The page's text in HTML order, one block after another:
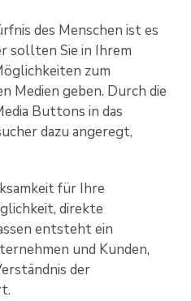
des Menschen ist es
sollten Sie in Ihrem
zum
Medien geben. Durch die
Buttons in das
dazu angeregt,
für Ihre
direkte
entsteht ein
und Kunden,
der